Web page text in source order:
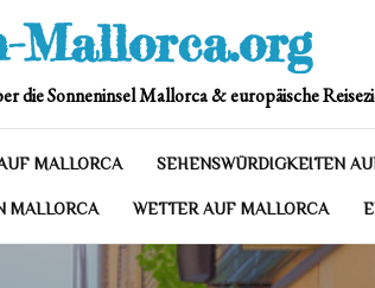
Mallorca.org
die Sonneninsel Mallorca & europäische
MALLORCA SEHENSWÜRDIGKEITEN
MALLORCA WETTER AUF MALLORCA